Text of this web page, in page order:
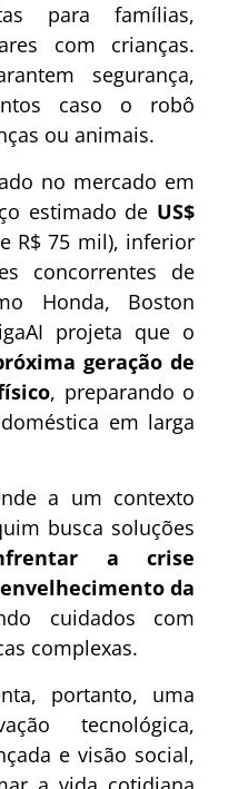
para famílias,
com crianças.
segurança,
caso o robô
ou animais.
no mercado em
estimado de US$
R$ 75 mil), inferior
concorrentes de
Honda, Boston
projeta que o
geração de
, preparando o
em larga
a um contexto
busca soluções
a crise
da
cuidados com
complexas.
portanto, uma
tecnológica,
e visão social,